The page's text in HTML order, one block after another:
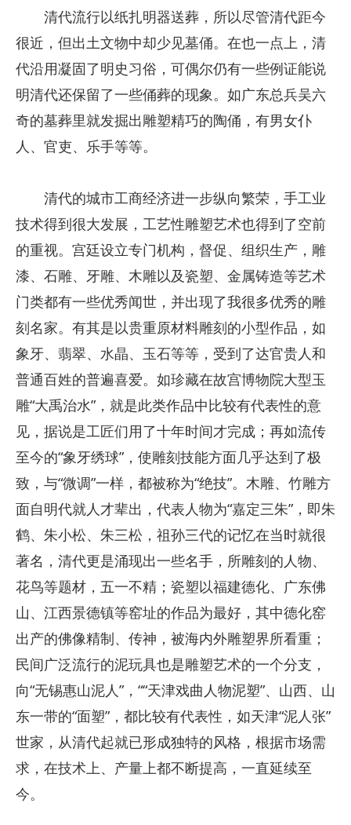
清代流行以纸扎明器送葬，所以尽管清代距今
很近，但出土文物中却少见墓俑。在也一点上，清
代沿用凝固了明史习俗，可偶尔仍有一些例证能说
明清代还保留了一些俑葬的现象。如广东总兵吴六
奇的墓葬里就发掘出雕塑精巧的陶俑，有男女仆
人、官吏、乐手等等。
清代的城市工商经济进一步纵向繁荣，手工业
技术得到很大发展，工艺性雕塑艺术也得到了空前
的重视。宫廷设立专门机构，督促、组织生产，雕
漆、石雕、牙雕、木雕以及瓷塑、金属铸造等艺术
门类都有一些优秀闻世，并出现了我很多优秀的雕
刻名家。有其是以贵重原材料雕刻的小型作品，如
象牙、翡翠、水晶、玉石等等，受到了达官贵人和
普通百姓的普遍喜爱。如珍藏在故宫博物院大型玉
雕“大禹治水”，就是此类作品中比较有代表性的意
见，据说是工匠们用了十年时间才完成；再如流传
至今的“象牙绣球”，使雕刻技能方面几乎达到了极
致，与“微调”一样，都被称为“绝技”。木雕、竹雕方
面自明代就人才辈出，代表人物为“嘉定三朱”，即朱
鹤、朱小松、朱三松，祖孙三代的记忆在当时就很
著名，清代更是涌现出一些名手，所雕刻的人物、
花鸟等题材，五一不精；瓷塑以福建德化、广东佛
山、江西景德镇等窑址的作品为最好，其中德化窑
出产的佛像精制、传神，被海内外雕塑界所看重；
民间广泛流行的泥玩具也是雕塑艺术的一个分支，
向“无锡惠山泥人”，““天津戏曲人物泥塑”、山西、山
东一带的“面塑”，都比较有代表性，如天津“泥人张”
世家，从清代起就已形成独特的风格，根据市场需
求，在技术上、产量上都不断提高，一直延续至
今。